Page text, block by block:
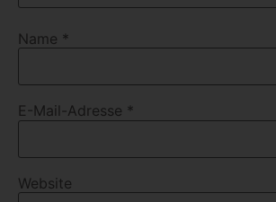
Name *
E-Mail-Adresse *
Website